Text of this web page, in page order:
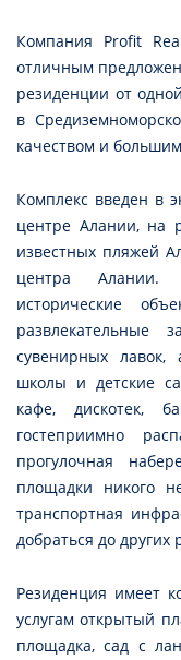
Компания Profit
отличным
резиденции от
в
качеством и
Комплекс введен в
центре Алании, на
известных пляжей
центра Алании.
исторические
развлекательные
сувенирных лавок,
школы и детские
кафе, дискотек,
гостеприимно
прогулочная
площадки никого
транспортная
добраться до других
Резиденция имеет
услугам открытый
площадка, сад с